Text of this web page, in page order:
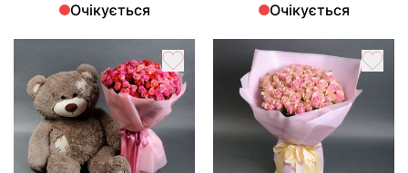
Очікується Очікується